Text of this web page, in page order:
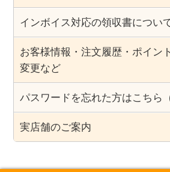
インボイス対応の領収書につい
お客様情報・注文履歴・ポイン
変更など
パスワードを忘れた方はこちら
実店舗のご案内